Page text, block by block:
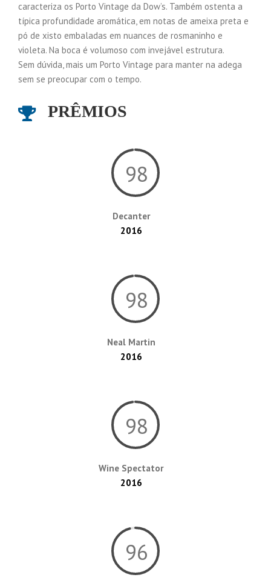
caracteriza os Porto Vintage da Dow’s. Também ostenta a
típica profundidade aromática, em notas de ameixa preta e
pó de xisto embaladas em nuances de rosmaninho e
violeta. Na boca é volumoso com invejável estrutura.
Sem dúvida, mais um Porto Vintage para manter na adega
sem se preocupar com o tempo.
PRÊMIOS
98
Decanter
2016
98
Neal Martin
2016
98
Wine Spectator
2016
96